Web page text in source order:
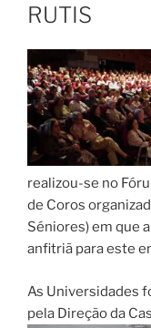
RUTIS
realizou-se no
de Coros
Séniores) em que
anfitriã para este
As Universidades
pela Direção da